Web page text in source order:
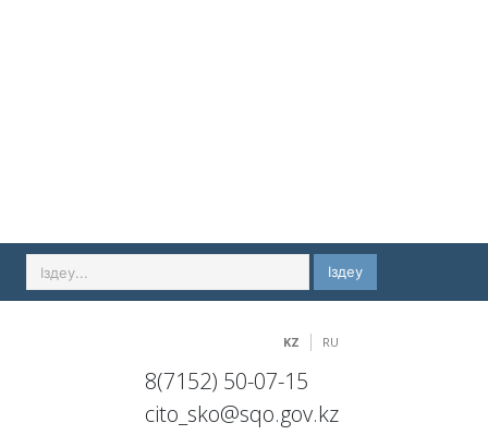
Іздеу
KZ RU
8(7152) 50-07-15
cito_sko@sqo.gov.kz